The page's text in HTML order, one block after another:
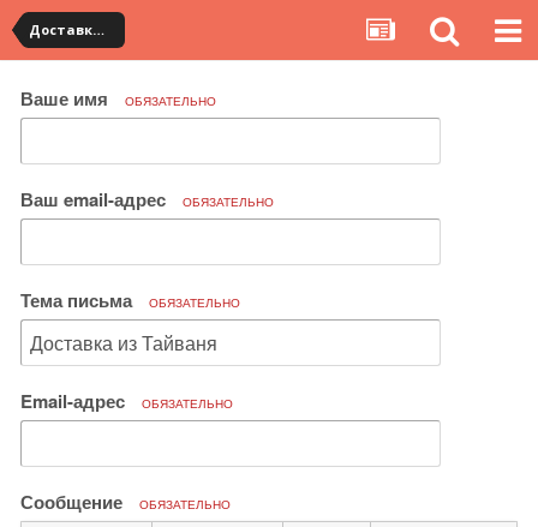
Доставка товара по Китаю
Ваше имя ОБЯЗАТЕЛЬНО
Ваш email-адрес ОБЯЗАТЕЛЬНО
Тема письма ОБЯЗАТЕЛЬНО
Email-адрес ОБЯЗАТЕЛЬНО
Сообщение ОБЯЗАТЕЛЬНО